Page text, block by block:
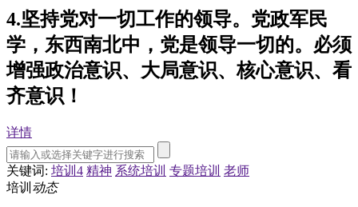
4.坚持党对一切工作的领导。党政军民
学，东西南北中，党是领导一切的。必须
增强政治意识、大局意识、核心意识、看
齐意识！
详情
关键词: 培训4 精神 系统培训 专题培训 老师
培训 动态